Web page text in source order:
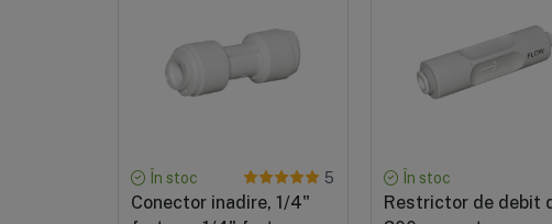
În stoc 5
Conector inadire, 1/4"
În stoc
Restrictor de debit